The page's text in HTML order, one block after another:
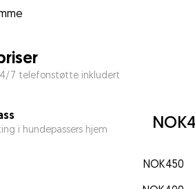
7 telefonstøtte inkludert
i hundepassers hjem
NOK450